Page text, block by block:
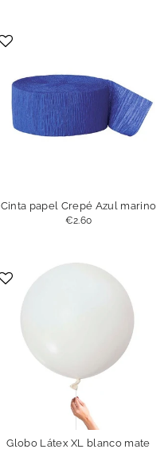
Cinta papel Crepé Azul marino
€2.60
Globo Látex XL blanco mate